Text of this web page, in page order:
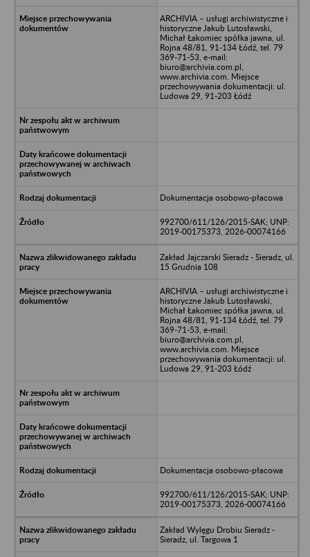
ARCHIVIA – usługi archiwistyczne i
historyczne Jakub Lutosławski,
Michał Łakomiec spółka jawna, ul.
Rojna 48/81, 91-134 Łódź, tel. 79
369-71-53, e-mail:
biuro@archivia.com.pl,
www.archivia.com. Miejsce
przechowywania dokumentacji: ul.
Ludowa 29, 91-203 Łódź
Dokumentacja osobowo-płacowa
992700/611/126/2015-SAK; UNP:
2019-00175373, 2026-00074166
Zakład Jajczarski Sieradz - Sieradz, ul.
15 Grudnia 108
ARCHIVIA – usługi archiwistyczne i
historyczne Jakub Lutosławski,
Michał Łakomiec spółka jawna, ul.
Rojna 48/81, 91-134 Łódź, tel. 79
369-71-53, e-mail:
biuro@archivia.com.pl,
www.archivia.com. Miejsce
przechowywania dokumentacji: ul.
Ludowa 29, 91-203 Łódź
Dokumentacja osobowo-płacowa
992700/611/126/2015-SAK; UNP:
2019-00175373, 2026-00074166
Zakład Wylęgu Drobiu Sieradz -
Sieradz, ul. Targowa 1